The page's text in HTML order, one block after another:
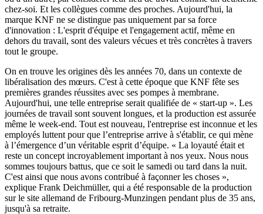
chez-soi. Et les collègues comme des proches. Aujourd'hui, la
marque KNF ne se distingue pas uniquement par sa force
d'innovation : L'esprit d'équipe et l'engagement actif, même en
dehors du travail, sont des valeurs vécues et très concrètes à travers
tout le groupe.
On en trouve les origines dès les années 70, dans un contexte de
libéralisation des mœurs. C'est à cette époque que KNF fête ses
premières grandes réussites avec ses pompes à membrane.
Aujourd'hui, une telle entreprise serait qualifiée de « start-up ». Les
journées de travail sont souvent longues, et la production est assurée
même le week-end. Tout est nouveau, l'entreprise est inconnue et les
employés luttent pour que l’entreprise arrive à s'établir, ce qui mène
à l’émergence d’un véritable esprit d’équipe. « La loyauté était et
reste un concept incroyablement important à nos yeux. Nous nous
sommes toujours battus, que ce soit le samedi ou tard dans la nuit.
C'est ainsi que nous avons contribué à façonner les choses »,
explique Frank Deichmüller, qui a été responsable de la production
sur le site allemand de Fribourg-Munzingen pendant plus de 35 ans,
jusqu'à sa retraite.